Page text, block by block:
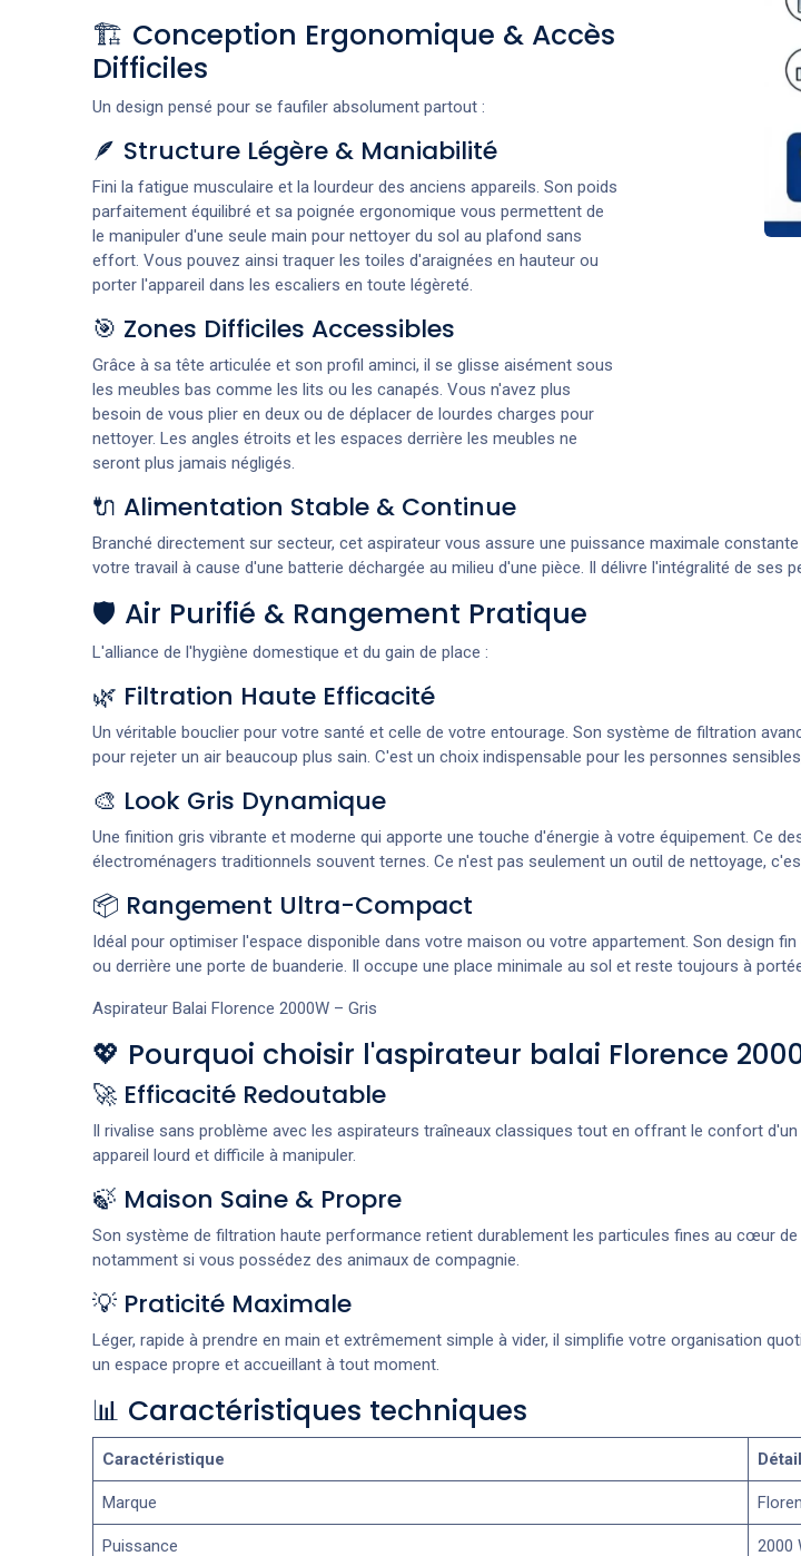
🏗️ Conception Ergonomique & Accès
Difficiles
Un design pensé pour se faufiler absolument partout :
🪶 Structure Légère & Maniabilité
Fini la fatigue musculaire et la lourdeur des anciens appareils. Son poids
parfaitement équilibré et sa poignée ergonomique vous permettent de
le manipuler d'une seule main pour nettoyer du sol au plafond sans
effort. Vous pouvez ainsi traquer les toiles d'araignées en hauteur ou
porter l'appareil dans les escaliers en toute légèreté.
🎯 Zones Difficiles Accessibles
Grâce à sa tête articulée et son profil aminci, il se glisse aisément sous
les meubles bas comme les lits ou les canapés. Vous n'avez plus
besoin de vous plier en deux ou de déplacer de lourdes charges pour
nettoyer. Les angles étroits et les espaces derrière les meubles ne
seront plus jamais négligés.
🔌 Alimentation Stable & Continue
Branché directement sur secteur, cet aspirateur vous assure une puissance maximale
votre travail à cause d'une batterie déchargée au milieu d'une pièce. Il délivre l'intégralité de
🛡️ Air Purifié & Rangement Pratique
L'alliance de l'hygiène domestique et du gain de place :
🌿 Filtration Haute Efficacité
Un véritable bouclier pour votre santé et celle de votre entourage. Son système de filtration
pour rejeter un air beaucoup plus sain. C'est un choix indispensable pour les personnes
🎨 Look Gris Dynamique
Une finition gris vibrante et moderne qui apporte une touche d'énergie à votre équipement. Ce
électroménagers traditionnels souvent ternes. Ce n'est pas seulement un outil de nettoyage,
📦 Rangement Ultra-Compact
Idéal pour optimiser l'espace disponible dans votre maison ou votre appartement. Son design
ou derrière une porte de buanderie. Il occupe une place minimale au sol et reste toujours à
Aspirateur Balai Florence 2000W – Gris
💖 Pourquoi choisir l'aspirateur balai Florence
🚀 Efficacité Redoutable
Il rivalise sans problème avec les aspirateurs traîneaux classiques tout en offrant le confort
appareil lourd et difficile à manipuler.
🍃 Maison Saine & Propre
Son système de filtration haute performance retient durablement les particules fines au cœur
notamment si vous possédez des animaux de compagnie.
💡 Praticité Maximale
Léger, rapide à prendre en main et extrêmement simple à vider, il simplifie votre organisation
un espace propre et accueillant à tout moment.
📊 Caractéristiques techniques
Caractéristique Détail
Marque
Puissance 2000